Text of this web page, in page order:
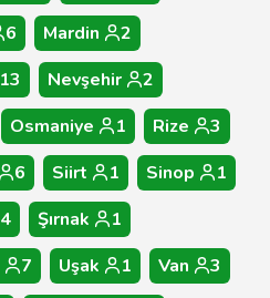
6 Mardin
2
13 Nevşehir
2
Osmaniye 1 Rize
3
6 Siirt 1 Sinop
1
4 Şırnak
1
7 Uşak 1 Van
3